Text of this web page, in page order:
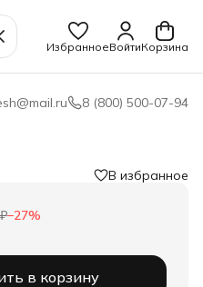
ИзбранноеВойтиКорзина
8 (800) 500-07-94
В избранное
−27%
в корзину